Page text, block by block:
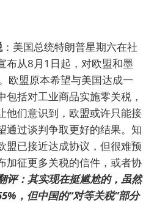
：美国总统特朗普星期六在社
布从8月1日起，对欧盟和墨
欧盟原本希望与美国达成一
括对工业商品实施零关税，
他们意识到，欧盟或许只能接
通过谈判争取更好的结果。知
盟已接近达成协议，但很难预
加征更多关税的信件，或者协
翻评：其实现在挺尴尬的，虽然
，但中国的“对等关税”部分